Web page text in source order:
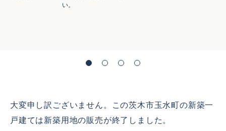
い。
大変申し訳ございません。この茨木市玉水町の新築一
戸建ては新築用地の販売が終了しました。